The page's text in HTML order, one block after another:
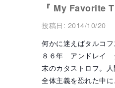
『 My Favorite
投稿日: 2014/10/20
何かに迷えばタルコ
８６年 アンドレイ
末のカタストロフ。
全体主義を恐れた中